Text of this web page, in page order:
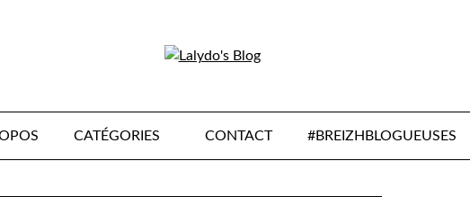
CATÉGORIES CONTACT #BREIZHBLOGUEUSES